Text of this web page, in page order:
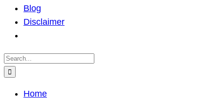
Blog
Disclaimer
Search
for:
Home